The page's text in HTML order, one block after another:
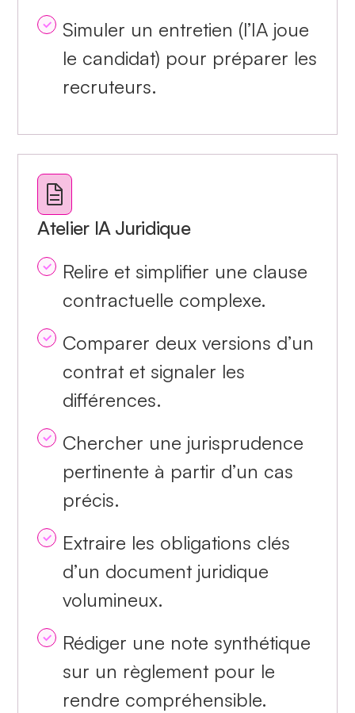
Simuler un entretien (l’IA joue
le candidat) pour préparer les
recruteurs.
Atelier IA Juridique
Relire et simplifier une clause
contractuelle complexe.
Comparer deux versions d’un
contrat et signaler les
différences.
Chercher une jurisprudence
pertinente à partir d’un cas
précis.
Extraire les obligations clés
d’un document juridique
volumineux.
Rédiger une note synthétique
sur un règlement pour le
rendre compréhensible.